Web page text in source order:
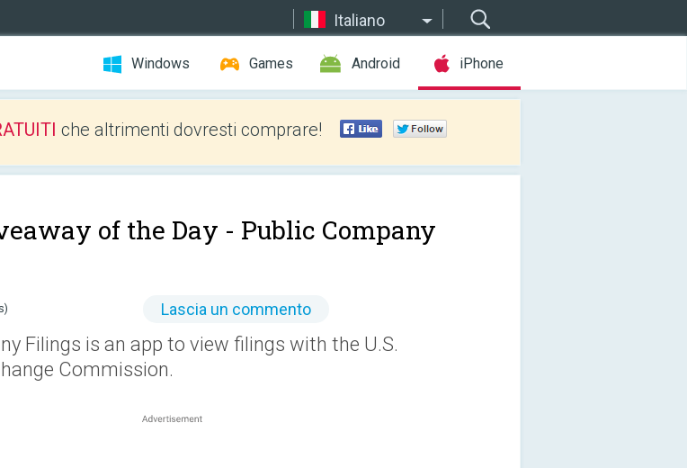
Italiano
Windows Games Android iPhone
che altrimenti dovresti comprare!
of the Day - Public Company
Lascia un commento
Filings is an app to view filings with the U.S.
Commission.